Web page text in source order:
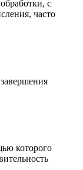
с
часто
которого